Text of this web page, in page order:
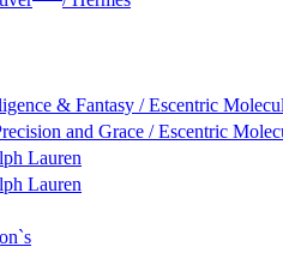
& Fantasy / Escentric
and Grace / Escentric
Lauren
Lauren